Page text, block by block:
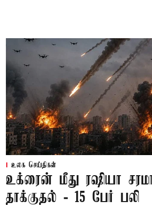
உலக செய்திகள்
உக்ரைன் மீது ரஷியா
தாக்குதல் - 15 பேர் பலி